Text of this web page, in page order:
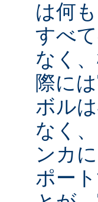
は何
すべ
なく
際に
ボル
なく
ンカ
ポー